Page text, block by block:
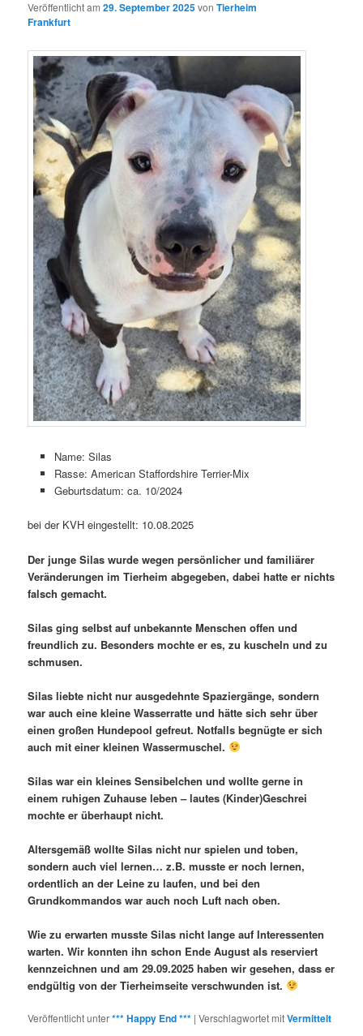
Veröffentlicht am29. September 2025vonTierheim
Frankfurt
Name: Silas
Rasse: American Staffordshire Terrier-Mix
Geburtsdatum: ca. 10/2024
bei der KVH eingestellt: 10.08.2025
Der junge Silas wurde wegen persönlicher und familiärer
Veränderungen im Tierheim abgegeben, dabei hatte er nichts
falsch gemacht.
Silas ging selbst auf unbekannte Menschen offen und
freundlich zu. Besonders mochte er es, zu kuscheln und zu
schmusen.
Silas liebte nicht nur ausgedehnte Spaziergänge, sondern
war auch eine kleine Wasserratte und hätte sich sehr über
einen großen Hundepool gefreut. Notfalls begnügte er sich
auch mit einer kleinen Wassermuschel.
Silas war ein kleines Sensibelchen und wollte gerne in
einem ruhigen Zuhause leben – lautes (Kinder)Geschrei
mochte er überhaupt nicht.
Altersgemäß wollte Silas nicht nur spielen und toben,
sondern auch viel lernen… z.B. musste er noch lernen,
ordentlich an der Leine zu laufen, und bei den
Grundkommandos war auch noch Luft nach oben.
Wie zu erwarten musste Silas nicht lange auf Interessenten
warten. Wir konnten ihn schon Ende August als reserviert
kennzeichnen und am 29.09.2025 haben wir gesehen, dass er
endgültig von der Tierheimseite verschwunden ist.
Veröffentlicht unter*** Happy End *** |Verschlagwortet mitVermittelt